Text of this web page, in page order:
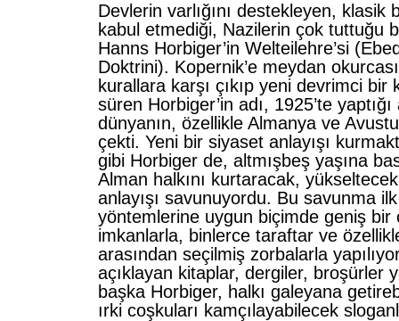
Devlerin varlığını destekleyen, klasik
kabul etmediği, Nazilerin çok tuttuğu
Hanns Horbiger’in Welteilehre’si
Doktrini). Kopernik’e meydan
kurallara karşı çıkıp yeni devrimci bir
süren Horbiger’in adı, 1925’te
dünyanın, ö­zellikle Almanya ve
çekti. Yeni bir siyaset anlayışı
gibi Horbiger de, altmışbeş yaşına
Alman halkını kurtaracak,
anlayışı savunuyordu. Bu savunma
yöntemlerine uygun biçimde geniş bir
imkanlarla, binlerce taraftar ve
arasından seçilmiş zorbalarla
açıklayan kitaplar, dergiler, broşürler
başka Horbiger, halkı galeyana
ırki coşkuları kamçılayabilecek